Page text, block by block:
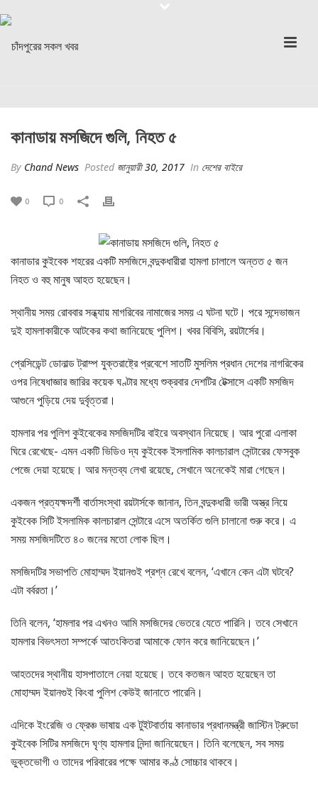
কানাডায় মসজিদে গুলি, নিহত ৫
By Chand News Posted জানুয়ারী 30, 2017 In দেশের বাইরে
0 0
কানাডার কুইবেক শহরের একটি মসজিদে বন্দুকধারীরা হামলা চালালে অন্তত ৫ জন
নিহত ও বহু মানুষ আহত হয়েছেন।
স্থানীয় সময় রোববার সন্ধ্যায় মাগরিবের নামাজের সময় এ ঘটনা ঘটে। পরে সন্দেভাজন
দুই হামলাকারীকে আটকের কথা জানিয়েছে পুলিশ। খবর বিবিসি, রয়টার্সের।
প্রেসিডেন্ট ডোনাল্ড ট্রাম্প যুক্তরাষ্ট্রে প্রবেশে সাতটি মুসলিম প্রধান দেশের নাগরিকের
ওপর নিষেধাজ্ঞার জারির কয়েক ঘণ্টার মধ্যে শুক্রবার দেশটির টেক্সাসে একটি মসজিদ
আগুনে পুড়িয়ে দেয় দুর্বৃত্তরা।
হামলার পর পুলিশ কুইবেকের মসজিদটির বাইরে অবস্থান নিয়েছে। আর পুরো এলাকা
ঘিরে রেখেছে- এমন একটি ভিডিও দ্য কুইবেক ইসলামিক কালচারাল সেন্টারের ফেসবুক
পেজে দেয়া হয়েছে। আর মন্তব্য লেখা রয়েছে, সেখানে অনেকেই মারা গেছেন।
একজন প্রত্যক্ষদর্শী বার্তাসংস্থা রয়টার্সকে জানান, তিন বন্দুকধারী ভারী অস্ত্র নিয়ে
কুইবেক সিটি ইসলামিক কালচারাল সেন্টারে এসে অতর্কিত গুলি চালানো শুরু করে। এ
সময় মসজিদটিতে ৪০ জনের মতো লোক ছিল।
মসজিদটির সভাপতি মোহাম্মদ ইয়ানগুই প্রশ্ন রেখে বলেন, ‘এখানে কেন এটা ঘটবে?
এটা বর্বরতা।’
তিনি বলেন, ‘হামলার পর এখনও আমি মসজিদের ভেতরে যেতে পারিনি। তবে সেখানে
হামলার বিভৎসতা সম্পর্কে আতংকিতরা আমাকে ফোন করে জানিয়েছেন।’
আহতদের স্থানীয় হাসপাতালে নেয়া হয়েছে। তবে কতজন আহত হয়েছেন তা
মোহাম্মদ ইয়ানগুই কিংবা পুলিশ কেউই জানাতে পারেনি।
এদিকে ইংরেজি ও ফ্রেঞ্চ ভাষায় এক টুইটবার্তায় কানাডার প্রধানমন্ত্রী জাস্টিন ট্রুডো
কুইবেক সিটির মসজিদে ঘৃণ্য হামলার নিন্দা জানিয়েছেন। তিনি বলেছেন, সব সময়
ভুক্তভোগী ও তাদের পরিবারের পক্ষে আমার কণ্ঠ সোচ্চার থাকবে।